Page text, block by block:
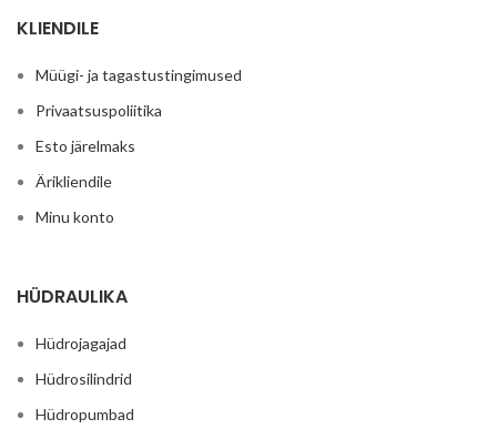
KLIENDILE
Müügi- ja tagastustingimused
Privaatsuspoliitika
Esto järelmaks
Ärikliendile
Minu konto
HÜDRAULIKA
Hüdrojagajad
Hüdrosilindrid
Hüdropumbad